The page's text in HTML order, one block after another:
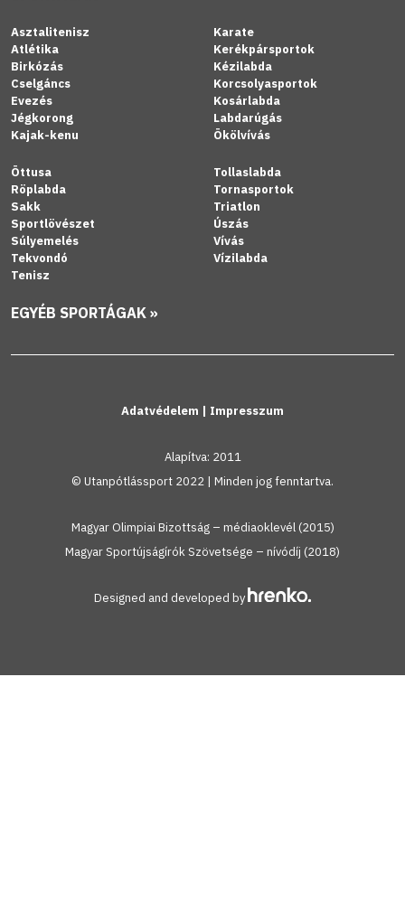
Asztalitenisz
Atlétika
Birkózás
Cselgáncs
Evezés
Jégkorong
Kajak-kenu
Karate
Kerékpársportok
Kézilabda
Korcsolyasportok
Kosárlabda
Labdarúgás
Ökölvívás
Öttusa
Röplabda
Sakk
Sportlövészet
Súlyemelés
Tekvondó
Tenisz
Tollaslabda
Tornasportok
Triatlon
Úszás
Vívás
Vízilabda
EGYÉB SPORTÁGAK »
Adatvédelem | Impresszum
Alapítva: 2011
© Utanpótlássport 2022 | Minden jog fenntartva.
Magyar Olimpiai Bizottság – médiaoklevél (2015)
Magyar Sportújságírók Szövetsége – nívódíj (2018)
Designed and developed by